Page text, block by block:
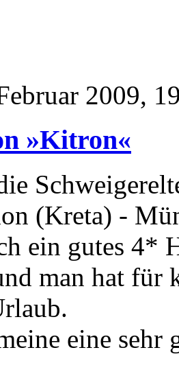
2009,
»Kitron«
(Kreta) -
ein gutes 4*
man hat für
eine sehr